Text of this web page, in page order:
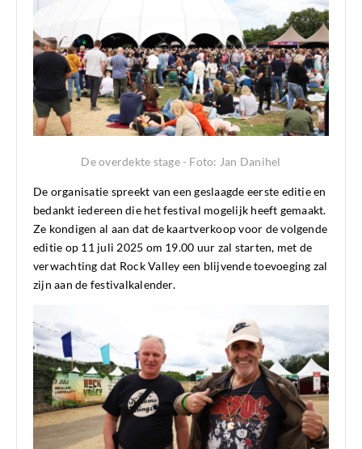
De overdekte stage - Foto: Jan Danihel
De organisatie spreekt van een geslaagde eerste editie en
bedankt iedereen die het festival mogelijk heeft gemaakt.
Ze kondigen al aan dat de kaartverkoop voor de volgende
editie op 11 juli 2025 om 19.00 uur zal starten, met de
verwachting dat Rock Valley een blijvende toevoeging zal
zijn aan de festivalkalender.